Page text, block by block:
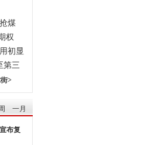
煤
权
初显
第三
>
一月
布复